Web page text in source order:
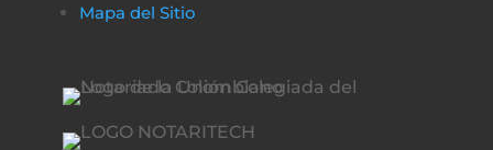
Mapa del Sitio